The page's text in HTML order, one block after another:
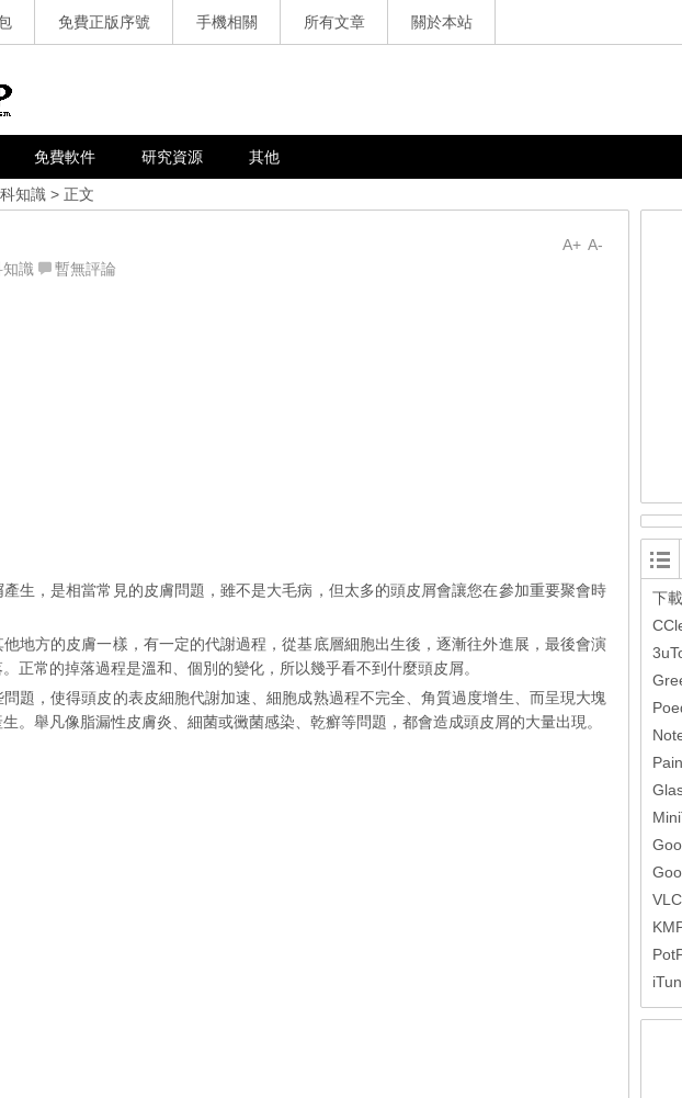
免費正版序號 手機相關 所有文章 關於本站
免費軟件 研究資源 其他
知識 > 正文
A-
A+
識 暫無評論
生，是相當常見的皮膚問題，雖不是大毛病，但太多的頭皮屑會讓您在參加重要聚會時
地方的皮膚一樣，有一定的代謝過程，從基底層細胞出生後，逐漸往外進展，最後會演
正常的掉落過程是溫和、個別的變化，所以幾乎看不到什麼頭皮屑。
題，使得頭皮的表皮細胞代謝加速、細胞成熟過程不完全、角質過度增生、而呈現大塊
。舉凡像脂漏性皮膚炎、細菌或黴菌感染、乾癬等問題，都會造成頭皮屑的大量出現。